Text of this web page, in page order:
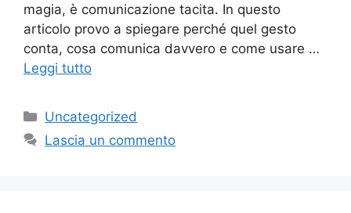
magia, è comunicazione tacita. In questo
articolo provo a spiegare perché quel gesto
conta, cosa comunica davvero e come usare …
Leggi tutto
Categorie
Uncategorized
Lascia un commento